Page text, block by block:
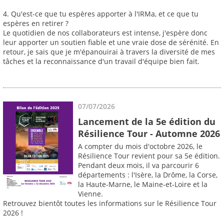
4. Qu'est-ce que tu espères apporter à l'IRMa, et ce que tu
espères en retirer ?
Le quotidien de nos collaborateurs est intense, j'espère donc
leur apporter un soutien fiable et une vraie dose de sérénité. En
retour, je sais que je m'épanouirai à travers la diversité de mes
tâches et la reconnaissance d'un travail d'équipe bien fait.
07/07/2026
Lancement de la 5e édition du
Résilience Tour - Automne 2026
A compter du mois d'octobre 2026, le
Résilience Tour revient pour sa 5e édition.
Pendant deux mois, il va parcourir 6
départements : l'Isère, la Drôme, la Corse,
la Haute-Marne, le Maine-et-Loire et la
Vienne.
Retrouvez bientôt toutes les informations sur le Résilience Tour
2026 !